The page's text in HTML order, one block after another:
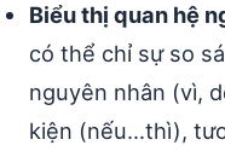
Biểu thị quan hệ
có thể chỉ sự so
nguyên nhân (vì,
kiện (nếu…thì),